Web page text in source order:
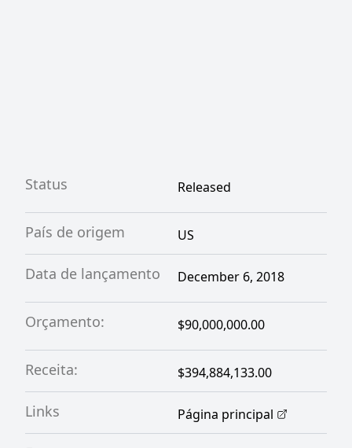
Status Released
País de origem US
Data de lançamento December 6, 2018
Orçamento: $90,000,000.00
Receita: $394,884,133.00
Links Página principal